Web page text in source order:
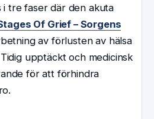
i tre faser där den akuta
Of Grief – Sorgens
av förlusten av hälsa
upptäckt och medicinsk
för att förhindra